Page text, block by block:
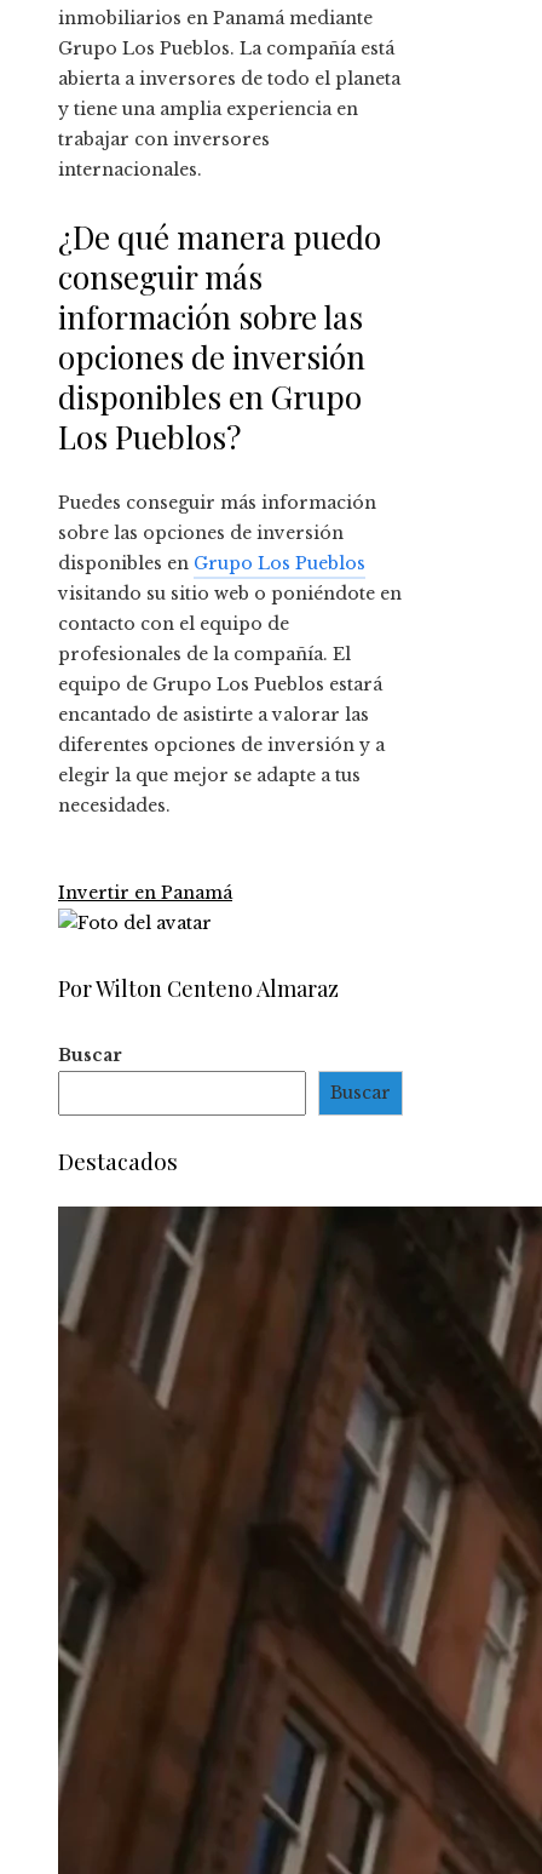
inmobiliarios en Panamá mediante
Grupo Los Pueblos. La compañía está
abierta a inversores de todo el planeta
y tiene una amplia experiencia en
trabajar con inversores
internacionales.
¿De qué manera puedo
conseguir más
información sobre las
opciones de inversión
disponibles en Grupo
Los Pueblos?
Puedes conseguir más información
sobre las opciones de inversión
disponibles en Grupo Los Pueblos
visitando su sitio web o poniéndote en
contacto con el equipo de
profesionales de la compañía. El
equipo de Grupo Los Pueblos estará
encantado de asistirte a valorar las
diferentes opciones de inversión y a
elegir la que mejor se adapte a tus
necesidades.
Invertir en Panamá
Por Wilton Centeno Almaraz
Buscar
Buscar
Destacados